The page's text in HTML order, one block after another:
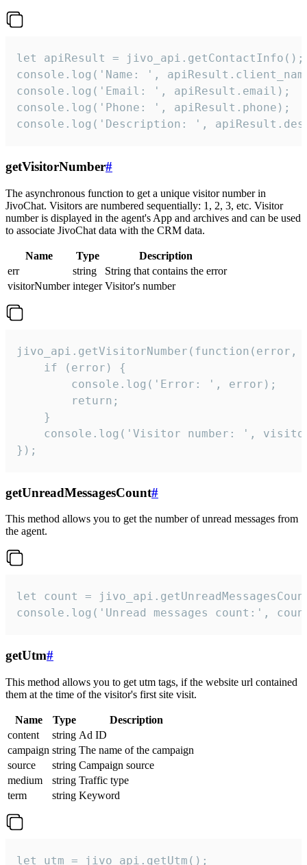
let apiResult = jivo_api.getContactInfo();
console.log('Name: ',
console.log('Email: ', apiResult.email);
console.log('Phone: ', apiResult.phone);
console.log('Description: ',
getVisitorNumber#
The asynchronous function to get a unique visitor number in
JivoChat. Visitors are numbered sequentially: 1, 2, 3, etc. Visitor
number is displayed in the agent's App and archives and can be used
to associate JivoChat data with the CRM data.
Name Type
Description
err
string
String that contains the error
visitorNumber integer Visitor's number
jivo_api.getVisitorNumber(function(error,
    if (error) {
        console.log('Error: ', error);
        return;
    }
console.log('Visitor number: ',
});
getUnreadMessagesCount#
This method allows you to get the number of unread messages from
the agent.
let count =
console.log('Unread messages count:',
getUtm#
This method allows you to get utm tags, if the website url contained
them at the time of the visitor's first site visit.
Name Type
Description
content
string Ad ID
campaign string The name of the campaign
source
string Campaign source
medium
string Traffic type
term
string Keyword
let utm = jivo_api.getUtm();